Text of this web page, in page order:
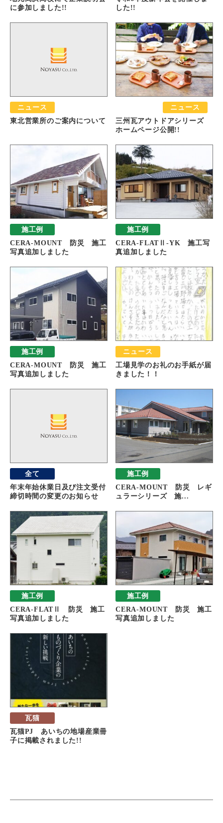
に参加しました!!
した!!
ニュース
東北営業所のご案内について
ニュース
三州瓦アウトドアシリーズ
ホームページ公開!!
施工例
CERA-MOUNT 防災 施工
写真追加しました
施工例
CERA-FLATⅡ-YK 施工写
真追加しました
施工例
CERA-MOUNT 防災 施工
写真追加しました
ニュース
工場見学のお礼のお手紙が届
きました！！
全て
年末年始休業日及び注文受付
締切時間の変更のお知らせ
施工例
CERA-MOUNT 防災 レギ
ュラーシリーズ 施...
施工例
CERA-FLATⅡ 防災 施工
写真追加しました
施工例
CERA-MOUNT 防災 施工
写真追加しました
瓦猫
瓦猫PJ あいちの地場産業冊
子に掲載されました!!